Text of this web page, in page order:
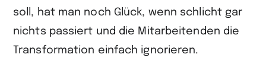
soll, hat man noch Glück, wenn schlicht gar
nichts passiert und die Mitarbeitenden die
Transformation einfach ignorieren.